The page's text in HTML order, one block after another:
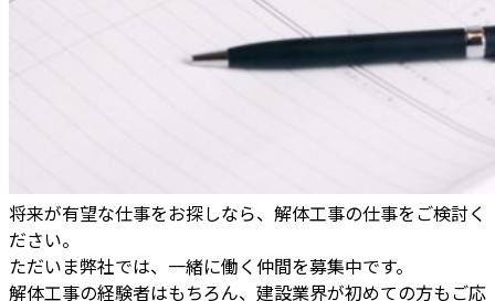
将来が有望な仕事をお探しなら、解体工事の仕事をご検討く
ださい。
ただいま弊社では、一緒に働く仲間を募集中です。
解体工事の経験者はもちろん、建設業界が初めての方もご応